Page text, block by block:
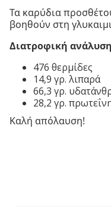
Τα καρύδια
βοηθούν στη
Διατροφική
476 θερμίδες
14,9 γρ. λιπαρά
66,3 γρ.
28,2 γρ.
Καλή απόλαυση!